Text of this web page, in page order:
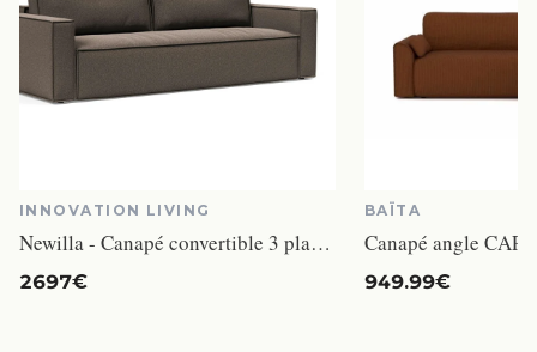
INNOVATION LIVING
Newilla - Canapé convertible 3 places tissu marron
2697€
BAÏTA
949.99€